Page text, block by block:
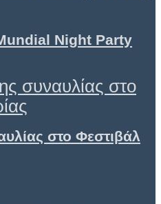
Night Party
στο Φεστιβάλ